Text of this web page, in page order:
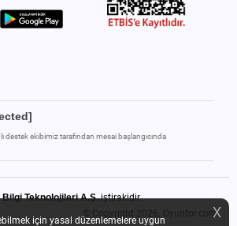
X
için yasal düzenlemelere uygun
destek ekibimiz tarafından mesai başlangıcında
Bilgi Teknolojileri A.Ş.iştirakidir.
© Copyright 2026.
Oyunfor.com